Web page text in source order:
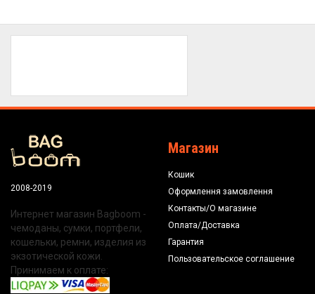
2008-2019
Интернет магазин Bagboom -
чемоданы, сумки, портфели,
кошельки, ремни, изделия из
экзотической кожи.
Принимаем к оплате:
Магазин
Кошик
Оформлення замовлення
Контакты/О магазине
Оплата/Доставка
Гарантия
Пользовательское соглашение